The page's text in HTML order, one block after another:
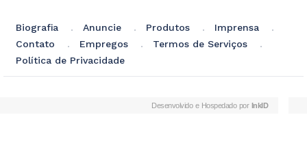
Biografia Anuncie Produtos
Imprensa
Contato
Empregos
Termos de Serviços
Política de Privacidade
Desenvolvido e Hospedado por InkID